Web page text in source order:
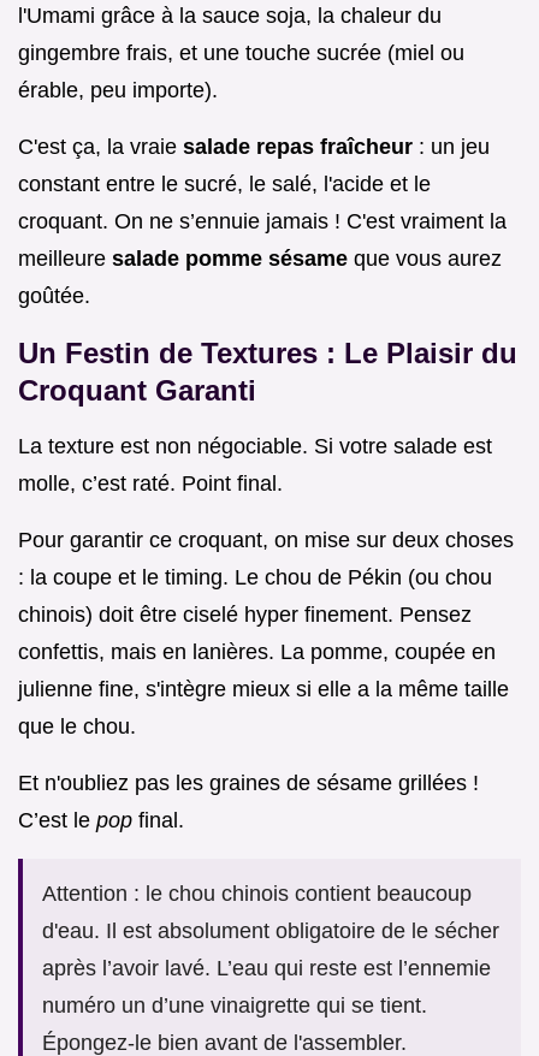
l'Umami grâce à la sauce soja, la chaleur du
gingembre frais, et une touche sucrée (miel ou
érable, peu importe).
C'est ça, la vraie salade repas fraîcheur : un jeu
constant entre le sucré, le salé, l'acide et le
croquant. On ne s’ennuie jamais ! C'est vraiment la
meilleure salade pomme sésame que vous aurez
goûtée.
Un Festin de Textures : Le Plaisir du
Croquant Garanti
La texture est non négociable. Si votre salade est
molle, c’est raté. Point final.
Pour garantir ce croquant, on mise sur deux choses
: la coupe et le timing. Le chou de Pékin (ou chou
chinois) doit être ciselé hyper finement. Pensez
confettis, mais en lanières. La pomme, coupée en
julienne fine, s'intègre mieux si elle a la même taille
que le chou.
Et n'oubliez pas les graines de sésame grillées !
C’est le pop final.
Attention : le chou chinois contient beaucoup
d'eau. Il est absolument obligatoire de le sécher
après l’avoir lavé. L’eau qui reste est l’ennemie
numéro un d’une vinaigrette qui se tient.
Épongez-le bien avant de l'assembler.